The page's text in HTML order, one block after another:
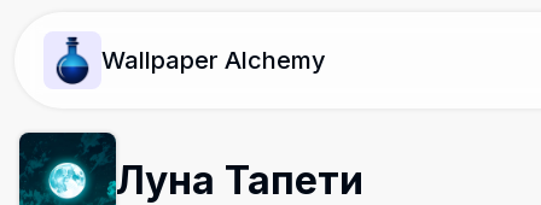
Wallpaper Alchemy
Луна Тапети